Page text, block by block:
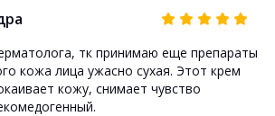
тк принимаю еще препараты
кожа лица ужасно сухая. Этот крем
кожу, снимает чувство